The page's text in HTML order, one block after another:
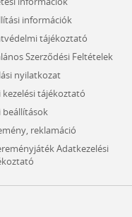
információk
tájékoztató
Szerződési Feltételek
nyilatkozat
kezelési tájékoztató
beállítások
reklamáció
Adatkezelési